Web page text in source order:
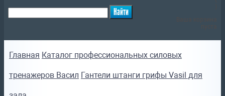
Главная Каталог профессиональных силовых
тренажеров Васил Гантели штанги грифы Vasil для